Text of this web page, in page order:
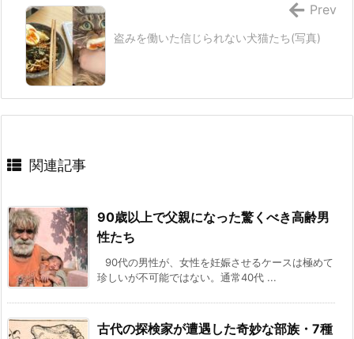
盗みを働いた信じられない犬猫たち(写真)
Prev
関連記事
90歳以上で父親になった驚くべき高齢男
性たち
90代の男性が、女性を妊娠させるケースは極めて
珍しいが不可能ではない。通常40代 ...
古代の探検家が遭遇した奇妙な部族・7種